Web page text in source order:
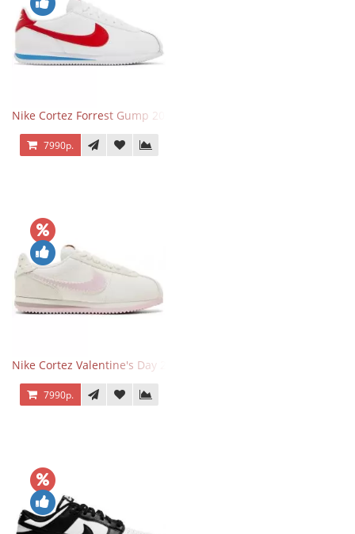
Nike Cortez Forrest Gump 2024
7990р.
Nike Cortez Valentine's Day 2025
7990р.